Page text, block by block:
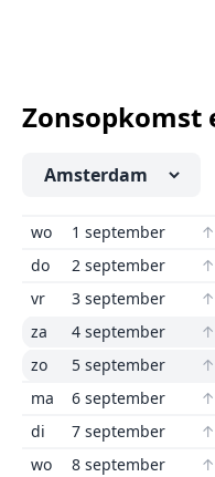
Zonsopkomst
wo 1 september ↑
do
2 september ↑
vr
3 september ↑
za
4 september ↑
zo
5 september ↑
ma
6 september ↑
di
7 september ↑
wo
8 september ↑